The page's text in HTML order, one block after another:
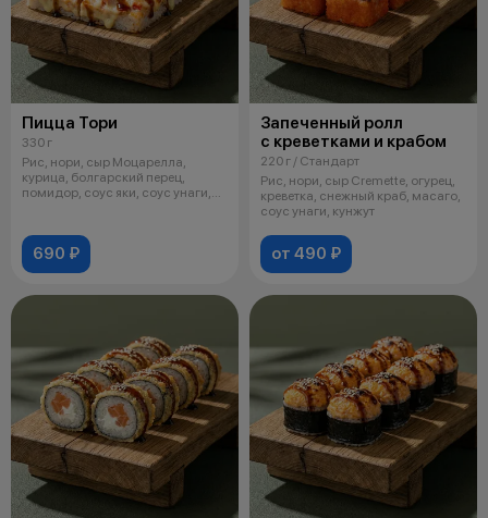
Пицца Тори
330 г
Рис, нори, сыр Моцарелла,
курица, болгарский перец,
помидор, соус яки, соус унаги,
690 ₽
Запеченный ролл
с креветками и крабом
220 г / Стандарт
Рис, нори, сыр Cremette, огурец,
креветка, снежный краб, масаго,
соус унаги, кунжут
от 490 ₽